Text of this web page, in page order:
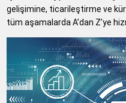
gelişimine, ticarileştirme ve
tüm aşamalarda A’dan Z’ye